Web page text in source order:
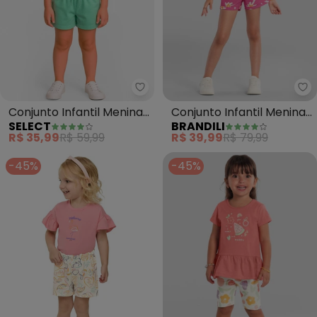
Select - Conjunto Infantil
Conjunto Infantil Menina
Blusa com Shorts (Rosa)
SELECT
R$ 35,99R$ 59,99
Conjunto Infantil Menina
de Coqueiros (Rosa)
BRANDILI
R$ 39,99R$ 79,99
-45%
-45%